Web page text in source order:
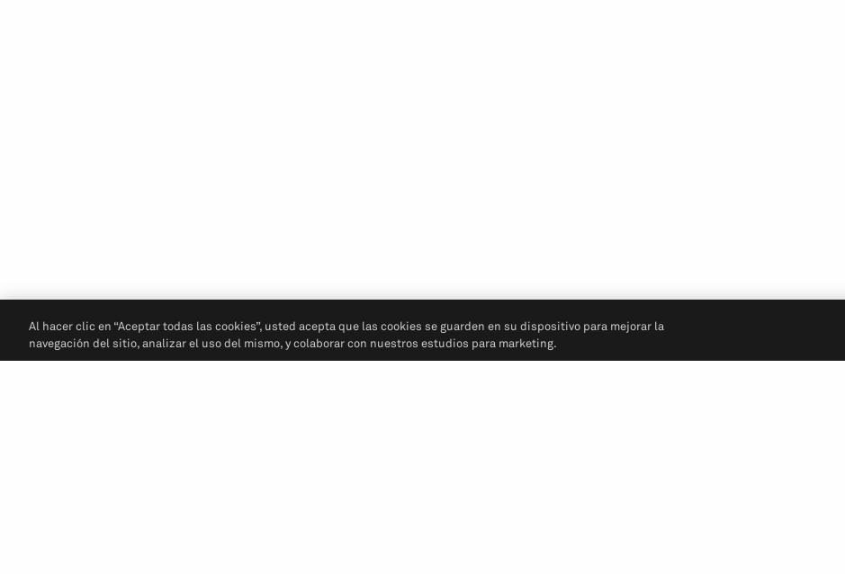
Al hacer clic en “Aceptar todas las cookies”, usted acepta que las cookies se guarden en su dispositivo para mejorar la
navegación del sitio, analizar el uso del mismo, y colaborar con nuestros estudios para marketing.